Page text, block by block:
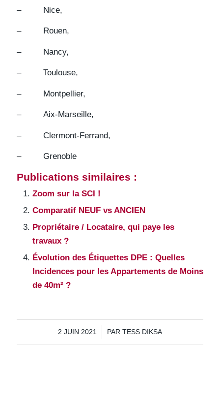
– Nice,
– Rouen,
– Nancy,
– Toulouse,
– Montpellier,
– Aix-Marseille,
– Clermont-Ferrand,
– Grenoble
Publications similaires :
Zoom sur la SCI !
Comparatif NEUF vs ANCIEN
Propriétaire / Locataire, qui paye les
travaux ?
Évolution des Étiquettes DPE : Quelles
Incidences pour les Appartements de Moins
de 40m² ?
2 JUIN 2021
/ PAR TESS DIKSA